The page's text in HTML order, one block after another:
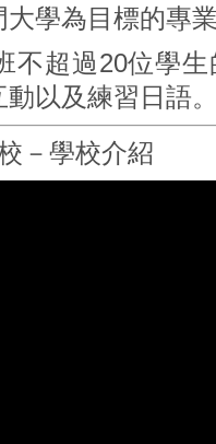
學為目標的專
不超過20位學
以及練習日語
－學校介紹